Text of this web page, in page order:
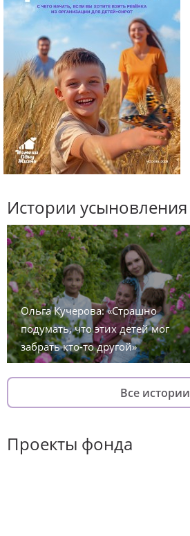
Истории усыновления
Ольга Кучерова: «Страшно
подумать, что этих детей мог
забрать кто-то другой»
Все истории
Проекты фонда